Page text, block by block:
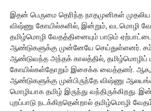
இதன் பெருமை தெரிந்த நாதமுனிகள்
விஷ்ணு கோயில்களில், இன்றும், வடமொழி
தமிழ்மொழி வேதத்தினையும் பாடும்
ஆண்டுகளுக்கு முன்னேயே செய்துள்ளனர்.
ஆண்டுவந்த அந்தக் காலத்தில், தமிழ்மொழிப்
கோயில்கள்தோறும் இசைக்க வைத்தனர். ஆக,
ஆண்டுகளுக்கு முன்பிருந்தே விஷ்ணு
மொழியாக தமிழ் இருந்து வந்திருக்கிறது.
புறப்பாடு நடக்கிறதென்றால் தமிழ்மொழி